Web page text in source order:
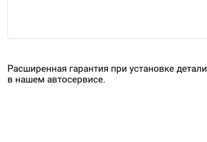
Расширенная гарантия при установке детали
в нашем автосервисе.